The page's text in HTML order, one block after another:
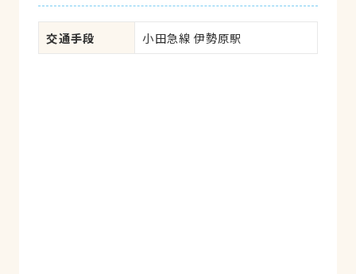
交通手段 小田急線 伊勢原駅